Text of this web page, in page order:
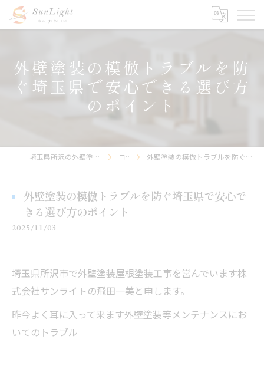
外壁塗装の模倣トラブルを防
ぐ埼玉県で安心できる選び方
のポイント
埼玉県所沢の外壁塗装なら株式会社サンライト コラム 外壁塗装の模倣トラブルを防ぐ埼玉県で安心できる選び方のポイント
外壁塗装の模倣トラブルを防ぐ埼玉県で安心で
きる選び方のポイント
2025/11/03
埼玉県所沢市で外壁塗装屋根塗装工事を営んでいます株
式会社サンライトの飛田一美と申します。
昨今よく耳に入って来ます外壁塗装等メンテナンスにお
いてのトラブル